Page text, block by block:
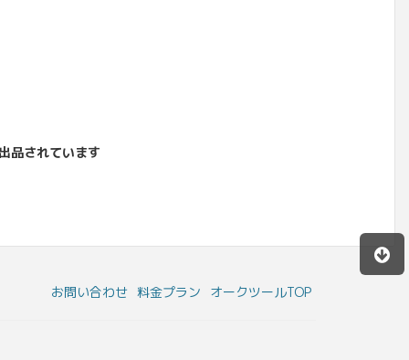
品されています
お問い合わせ 料金プラン オークツールTOP